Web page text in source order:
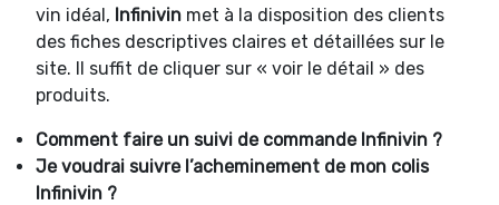
vin idéal, Infinivin met à la disposition des clients
des fiches descriptives claires et détaillées sur le
site. Il suffit de cliquer sur « voir le détail » des
produits.
Comment faire un suivi de commande Infinivin ?
Je voudrai suivre l’acheminement de mon colis
Infinivin ?